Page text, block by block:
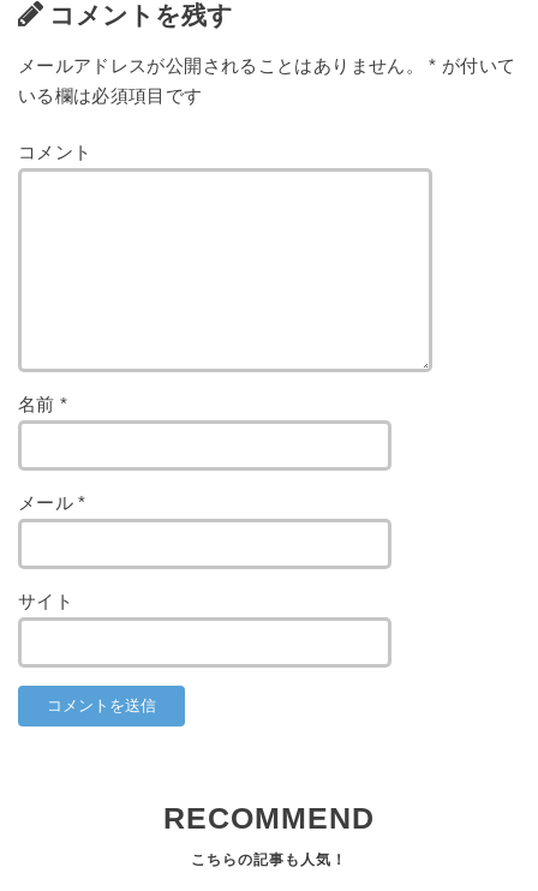
コメントを残す
メールアドレスが公開されることはありません。 * が付いて
いる欄は必須項目です
コメント
名前 *
メール*
サイト
RECOMMEND